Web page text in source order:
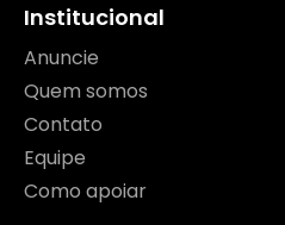
Institucional
Anuncie
Quem somos
Contato
Equipe
Como apoiar